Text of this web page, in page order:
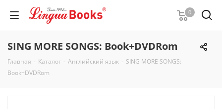
0
SING MORE SONGS: Book+DVDRom
Главная - Каталог - Английский язык - SING MORE SONGS:
Book+DVDRom